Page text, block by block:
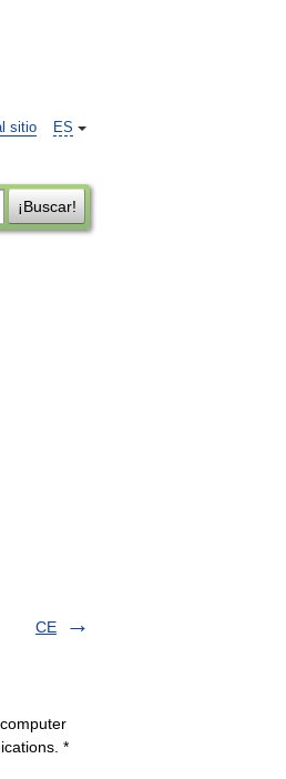
ES
sitio
¡Buscar!
CE
*